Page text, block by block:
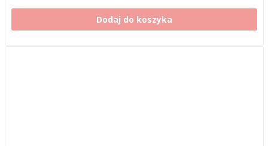
Dodaj do koszyka